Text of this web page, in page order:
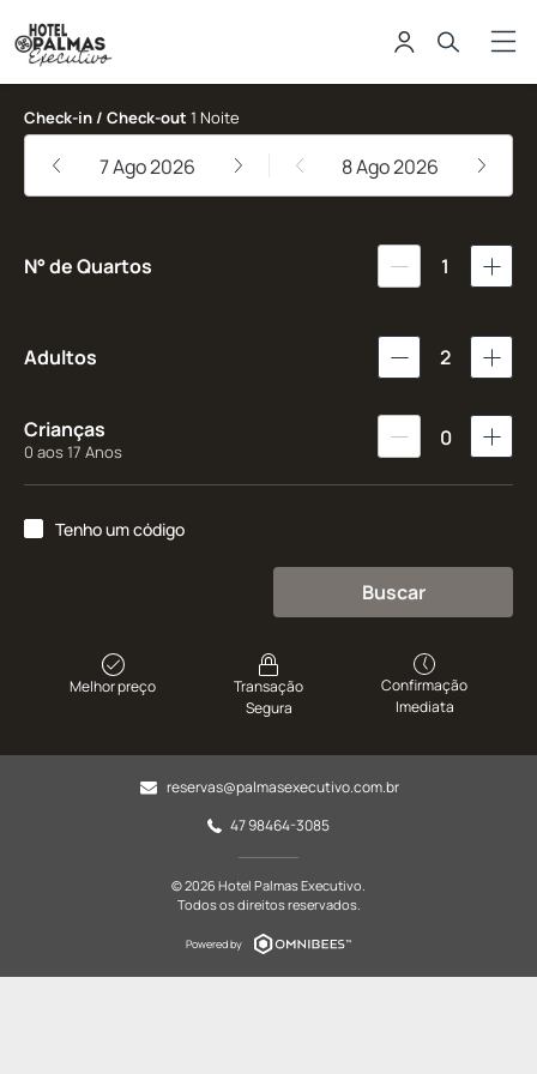
Hotel Palmas Executivo
Check-in / Check-out 1 Noite
7 Ago 2026 8 Ago 2026
N° de Quartos 1
Adultos 2
Crianças
0 aos 17 Anos
0
Tenho um código
Buscar
Melhor preço
Transação
Segura
Confirmação
Imediata
reservas@palmasexecutivo.com.br
47 98464-3085
© 2026 Hotel Palmas Executivo.
Todos os direitos reservados.
Powered by